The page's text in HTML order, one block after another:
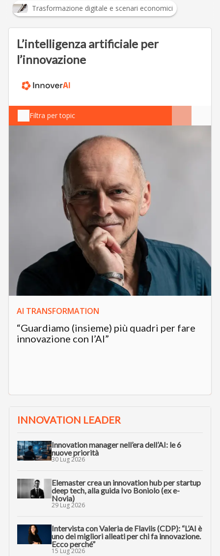
Trasformazione digitale e scenari economici
L’intelligenza artificiale per
l’innovazione
Filtra per topic
AI TRANSFORMATION
“Guardiamo (insieme) più quadri per fare
innovazione con l’AI”
INNOVATION LEADER
Innovation manager nell’era dell’AI: le 6
nuove priorità
30 Lug 2026
Elemaster crea un innovation hub per startup
deep tech, alla guida Ivo Boniolo (ex e-
Novia)
29 Lug 2026
Intervista con Valeria de Flaviis (CDP): “L’AI è
uno dei migliori alleati per chi fa innovazione.
Ecco perché”
15 Lug 2026